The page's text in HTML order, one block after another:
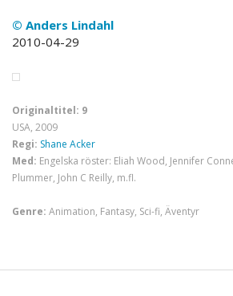
© Anders Lindahl
2010-04-29
Originaltitel: 9
USA, 2009
Regi: Shane Acker
Med: Engelska röster: Eliah Wood, Jennifer
Plummer, John C Reilly, m.fl.
Genre: Animation, Fantasy, Sci-fi, Äventyr